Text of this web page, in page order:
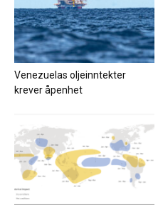
Venezuelas oljeinntekter
krever åpenhet